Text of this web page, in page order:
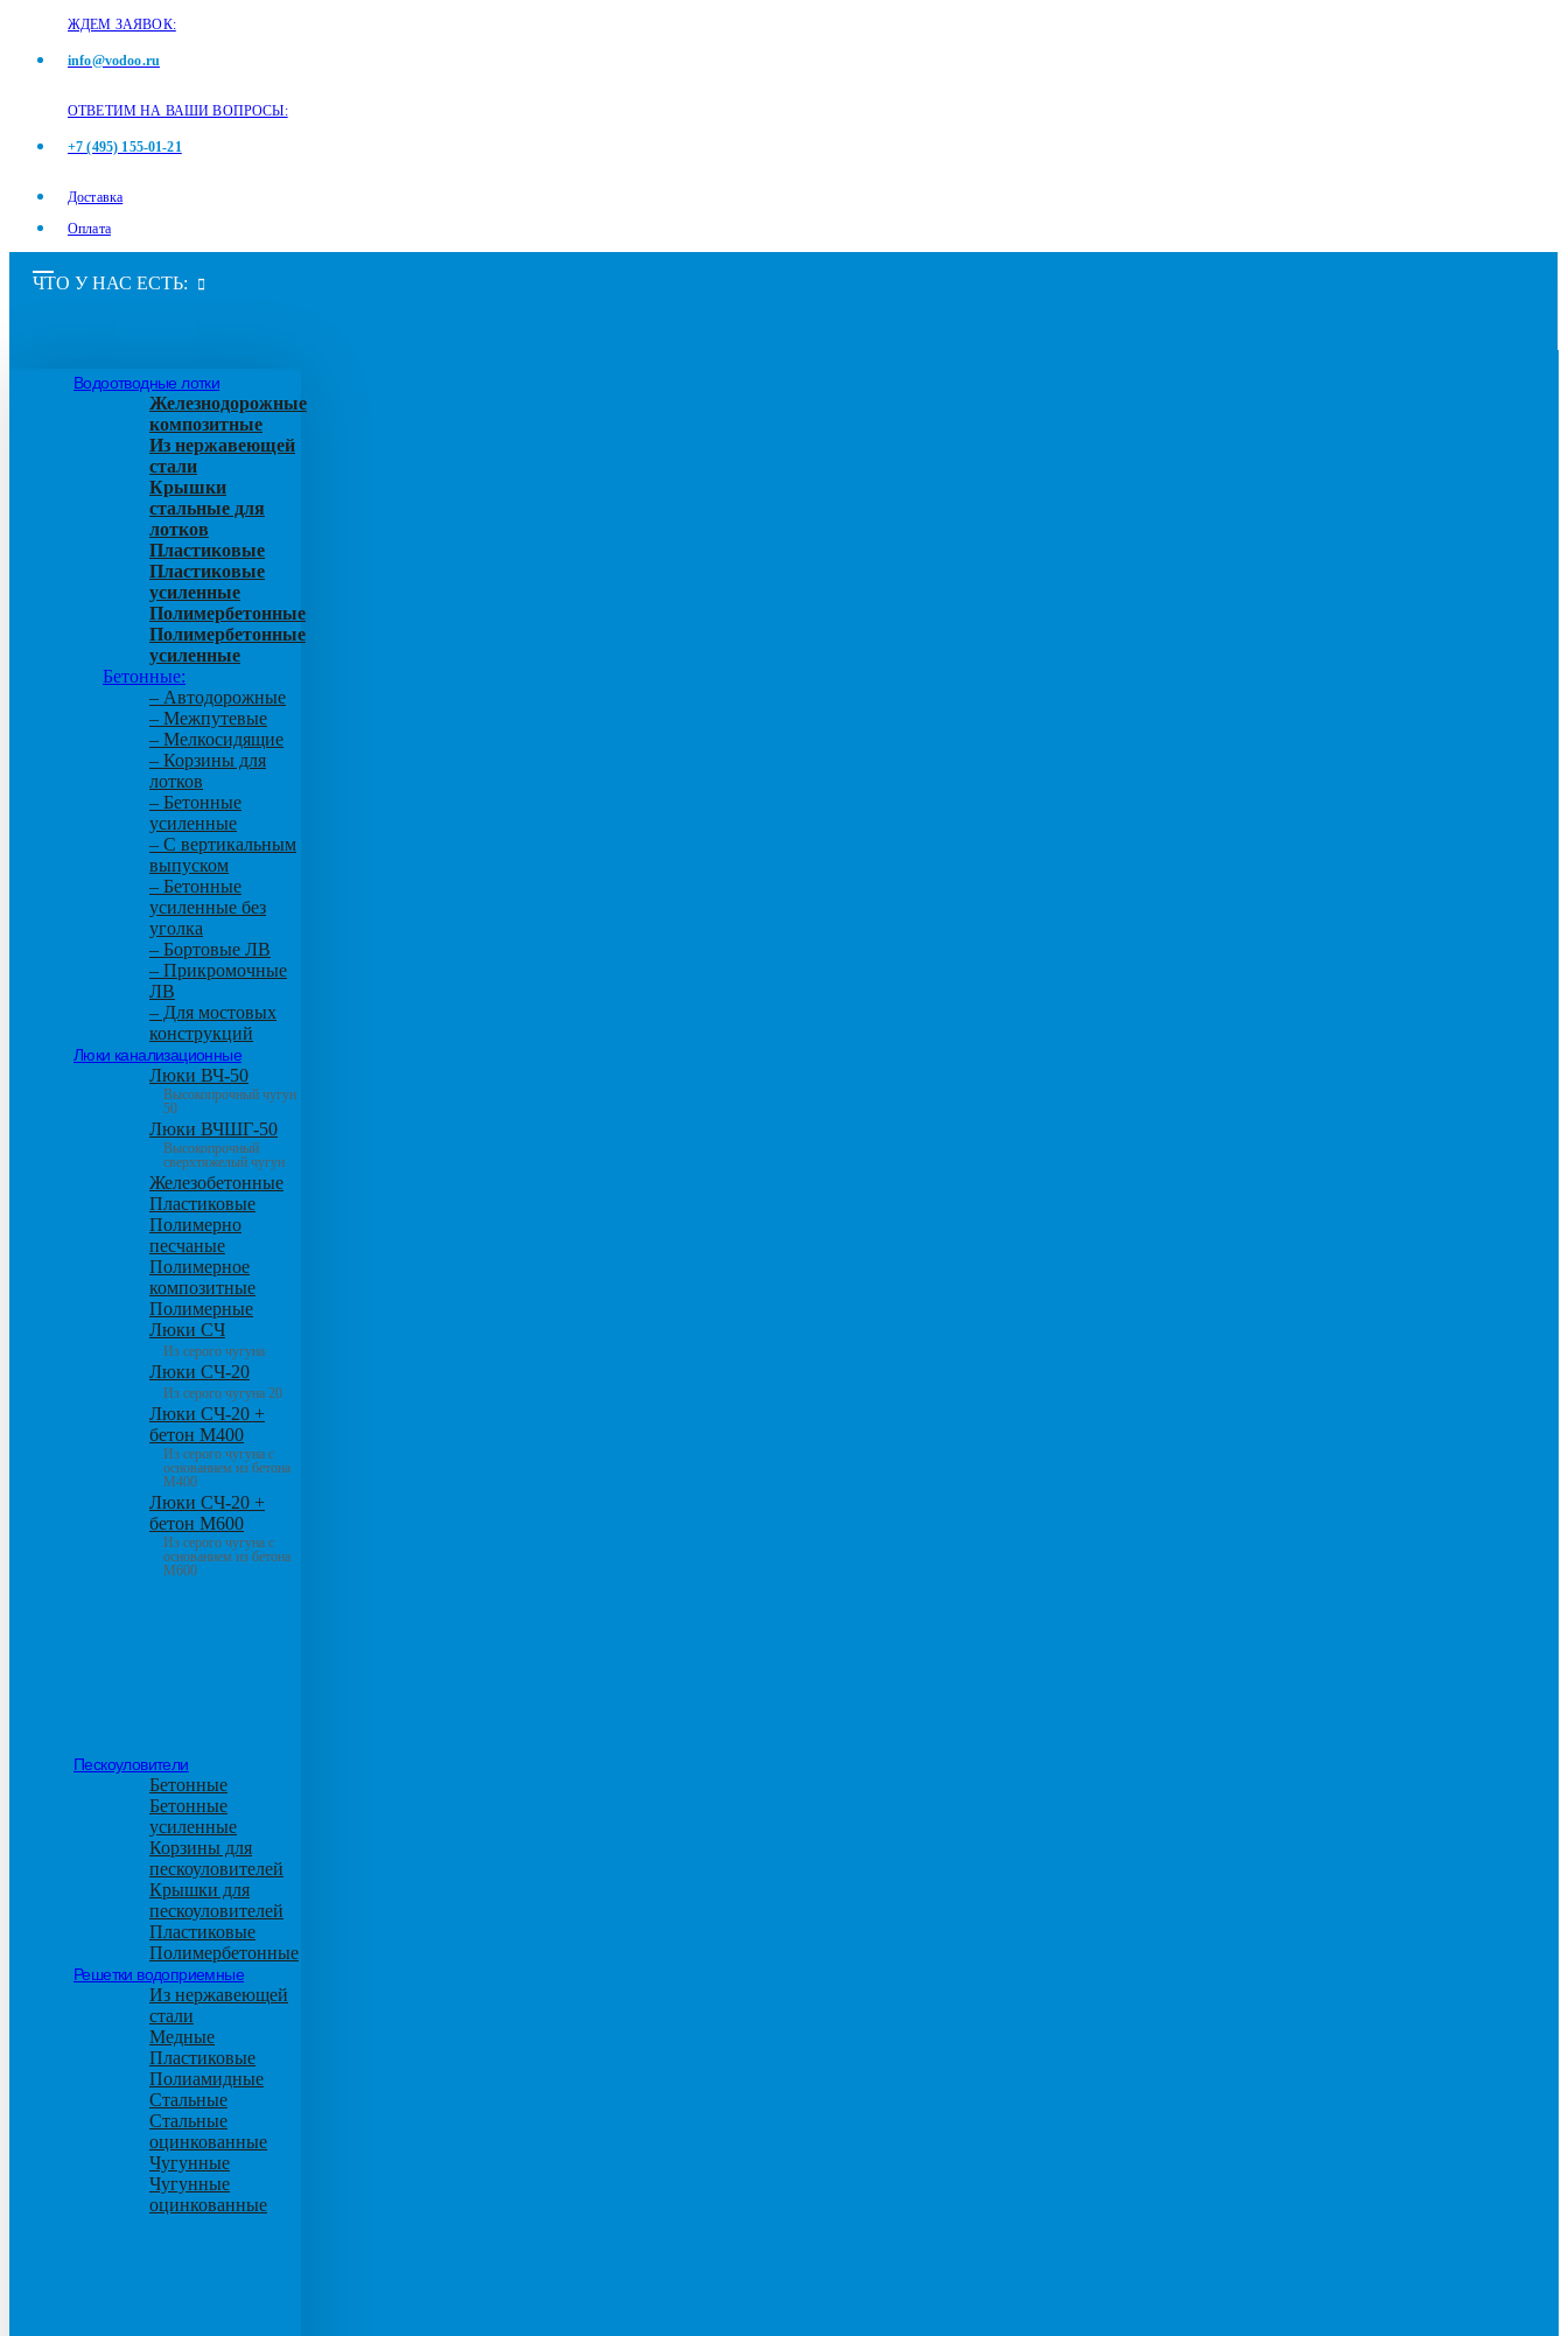
ЖДЕМ ЗАЯВОК:
info@vodoo.ru
ОТВЕТИМ НА ВАШИ ВОПРОСЫ:
+7 (495) 155-01-21
Доставка
Оплата
ЧТО У НАС ЕСТЬ:
Водоотводные лотки
Железнодорожные
композитные
Из нержавеющей
стали
Крышки
стальные для
лотков
Пластиковые
Пластиковые
усиленные
Полимербетонные
Полимербетонные
усиленные
Бетонные:
– Автодорожные
– Межпутевые
– Мелкосидящие
– Корзины для
лотков
– Бетонные
усиленные
– С вертикальным
выпуском
– Бетонные
усиленные без
уголка
– Бортовые ЛВ
– Прикромочные
ЛВ
– Для мостовых
конструкций
Люки канализационные
Люки ВЧ-50
Высокопрочный чугун
50
Люки ВЧШГ-50
Высокопрочный
сверхтяжелый чугун
Железобетонные
Пластиковые
Полимерно
песчаные
Полимерное
композитные
Полимерные
Люки СЧ
Из серого чугуна
Люки СЧ-20
Из серого чугуна 20
Люки СЧ-20 +
бетон М400
Из серого чугуна с
основанием из бетона
М400
Люки СЧ-20 +
бетон М600
Из серого чугуна с
основанием из бетона
М600
Пескоуловители
Бетонные
Бетонные
усиленные
Корзины для
пескоуловителей
Крышки для
пескоуловителей
Пластиковые
Полимербетонные
Решетки водоприемные
Из нержавеющей
стали
Медные
Пластиковые
Полиамидные
Стальные
Стальные
оцинкованные
Чугунные
Чугунные
оцинкованные